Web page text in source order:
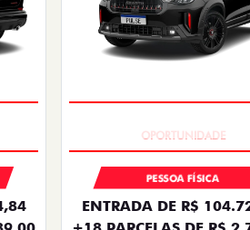
PESSOA FÍSICA
ENTRADA DE R$